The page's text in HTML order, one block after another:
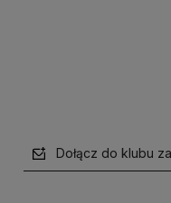
Dołącz do klubu